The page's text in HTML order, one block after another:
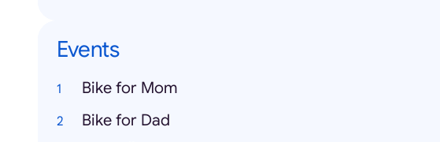
Events
Bike for Mom
Bike for Dad